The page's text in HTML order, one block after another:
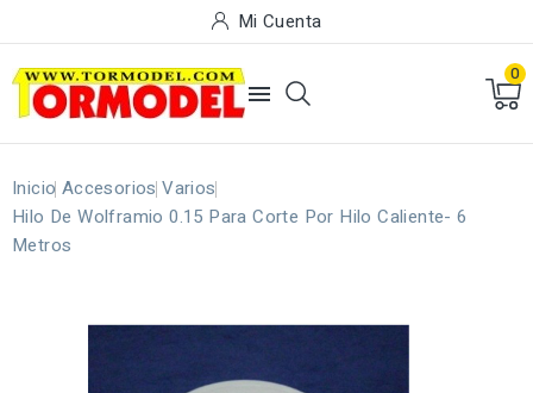
Mi Cuenta

0
Inicio Accesorios Varios
Hilo De Wolframio 0.15 Para Corte Por Hilo Caliente- 6
Metros